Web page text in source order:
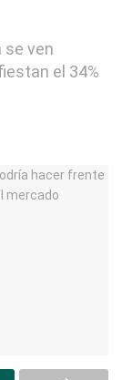
ven
el 34%